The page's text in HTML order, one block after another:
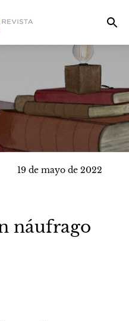
19 de mayo de 2022
náufrago